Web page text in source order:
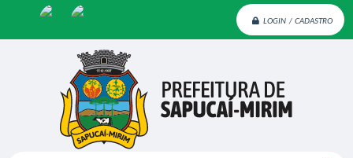
LOGIN / CADASTRO